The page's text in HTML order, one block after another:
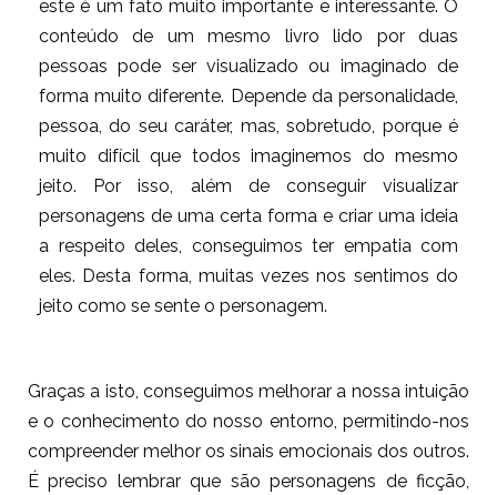
este é um fato muito importante e interessante. O
conteúdo de um mesmo livro lido por duas
pessoas pode ser visualizado ou imaginado de
forma muito diferente. Depende da personalidade,
pessoa, do seu caráter, mas, sobretudo, porque é
muito difícil que todos imaginemos do mesmo
jeito. Por isso, além de conseguir visualizar
personagens de uma certa forma e criar uma ideia
a respeito deles, conseguimos ter empatia com
eles. Desta forma, muitas vezes nos sentimos do
jeito como se sente o personagem.
Graças a isto, conseguimos melhorar a nossa intuição
e o conhecimento do nosso entorno, permitindo-nos
compreender melhor os sinais emocionais dos outros.
Épreciso lembrar que são personagens de ficção,